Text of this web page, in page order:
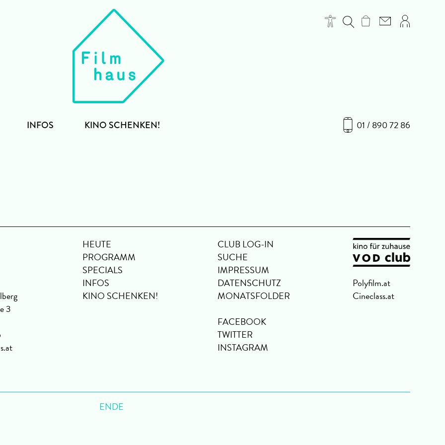
01 / 890 72 86
INFOS KINO SCHENKEN!
3
HEUTE
PROGRAMM
SPECIALS
INFOS
KINO SCHENKEN!
CLUB LOG-IN
SUCHE
IMPRESSUM
DATENSCHUTZ
MONATSFOLDER
FACEBOOK
TWITTER
INSTAGRAM
Polyfilm.at
Cineclass.at
ENDE